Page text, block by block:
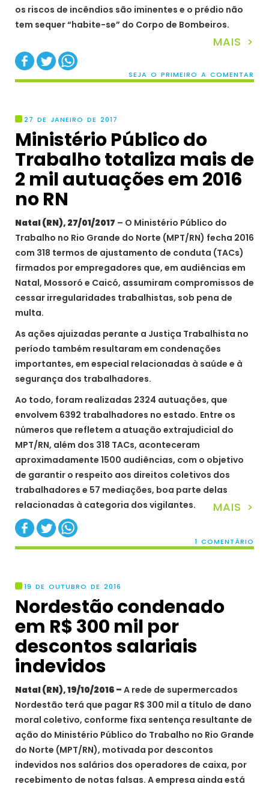
os riscos de incêndios são iminentes e o prédio não
tem sequer “habite-se” do Corpo de Bombeiros.
MAIS >
SEJA O PRIMEIRO A COMENTAR
27 DE JANEIRO DE 2017
Ministério Público do
Trabalho totaliza mais de
2 mil autuações em 2016
no RN
Natal (RN), 27/01/2017 – O Ministério Público do
Trabalho no Rio Grande do Norte (MPT/RN) fecha 2016
com 318 termos de ajustamento de conduta (TACs)
firmados por empregadores que, em audiências em
Natal, Mossoró e Caicó, assumiram compromissos de
cessar irregularidades trabalhistas, sob pena de
multa.
As ações ajuizadas perante a Justiça Trabalhista no
período também resultaram em condenações
importantes, em especial relacionadas à saúde e à
segurança dos trabalhadores.
Ao todo, foram realizadas 2324 autuações, que
envolvem 6392 trabalhadores no estado. Entre os
números que refletem a atuação extrajudicial do
MPT/RN, além dos 318 TACs, aconteceram
aproximadamente 1500 audiências, com o objetivo
de garantir o respeito aos direitos coletivos dos
trabalhadores e 57 mediações, boa parte delas
relacionadas à categoria dos vigilantes.
MAIS >
1 COMENTÁRIO
19 DE OUTUBRO DE 2016
Nordestão condenado
em R$ 300 mil por
descontos salariais
indevidos
Natal (RN), 19/10/2016 – A rede de supermercados
Nordestão terá que pagar R$ 300 mil a título de dano
moral coletivo, conforme fixa sentença resultante de
ação do Ministério Público do Trabalho no Rio Grande
do Norte (MPT/RN), motivada por descontos
indevidos nos salários dos operadores de caixa, por
recebimento de notas falsas. A empresa ainda está